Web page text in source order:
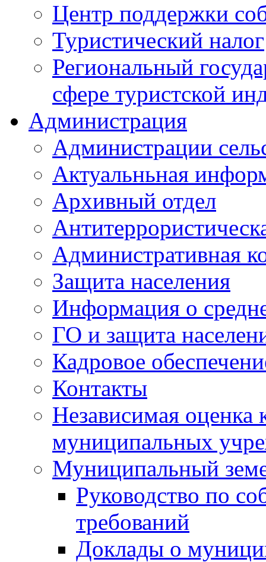
Центр поддержки
Туристический налог
Региональный
сфере туристской
Администрация
Администрации
Актуальньная
Архивный отдел
Административная
Защита населения
Информация о
ГО и защита
Кадровое
Контакты
Независимая оценка
муниципальных
Муниципальный
Руководство по
требований
Доклады о